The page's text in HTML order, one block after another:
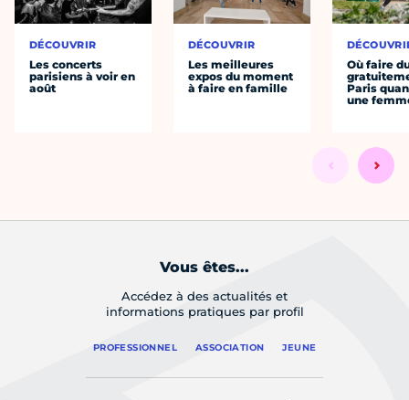
DÉCOUVRIR
Les concerts
parisiens à voir en
août
DÉCOUVRIR
Les meilleures
expos du moment
à faire en famille
Où faire
Paris
une
Vous êtes...
Accédez à des actualités et
informations pratiques par profil
PROFESSIONNEL ASSOCIATION JEUNE